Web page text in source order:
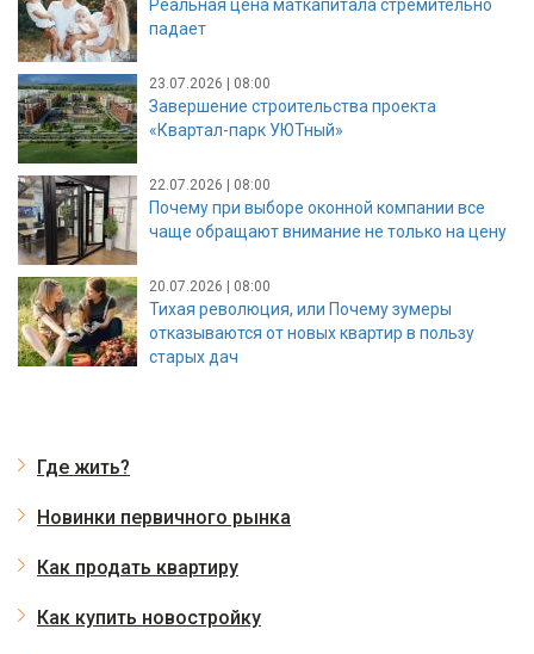
Реальная цена маткапитала стремительно
падает
23.07.2026 | 08:00
Завершение строительства проекта
«Квартал-парк УЮТный»
22.07.2026 | 08:00
Почему при выборе оконной компании все
чаще обращают внимание не только на цену
20.07.2026 | 08:00
Тихая революция, или Почему зумеры
отказываются от новых квартир в пользу
старых дач
Где жить?
Новинки первичного рынка
Как продать квартиру
Как купить новостройку